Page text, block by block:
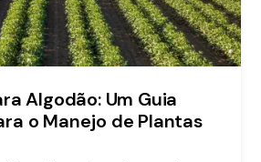
Algodão: Um Guia
o Manejo de Plantas